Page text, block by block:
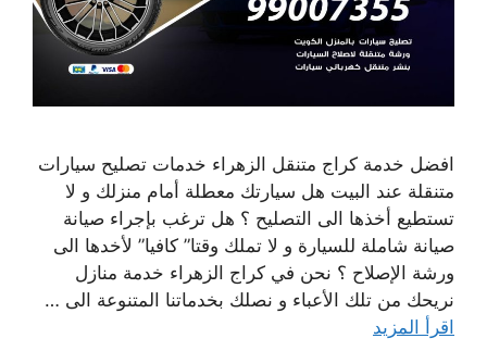
افضل خدمة كراج متنقل الزهراء خدمات تصليح سيارات
متنقلة عند البيت هل سيارتك معطلة أمام منزلك و لا
تستطيع أخذها الى التصليح ؟ هل ترغب بإجراء صيانة
صيانة شاملة للسيارة و لا تملك وقتا” كافيا” لأخدها الى
ورشة الإصلاح ؟ نحن في كراج الزهراء خدمة منازل
نريحك من تلك الأعباء و نصلك بخدماتنا المتنوعة الى …
اقرأ المزيد